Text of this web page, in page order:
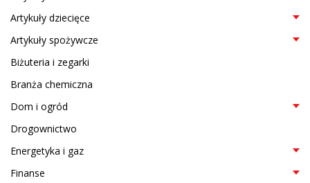
Artykuły dziecięce
Artykuły spożywcze
Biżuteria i zegarki
Branża chemiczna
Dom i ogród
Drogownictwo
Energetyka i gaz
Finanse